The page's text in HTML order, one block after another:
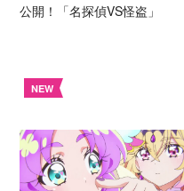
公開！「名探偵VS怪盗」
NEW